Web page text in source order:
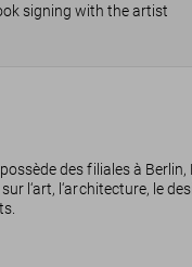
signing with the artist
des filiales à
l‘architecture, le